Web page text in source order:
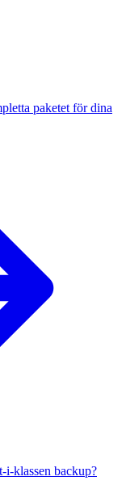
paketet för dina
i-klassen backup?